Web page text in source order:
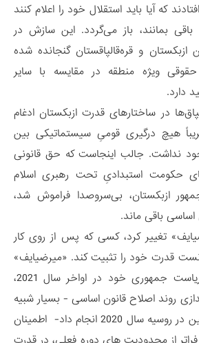
که آیا باید استقلال خود را اعلام کنند
باقی بمانند، باز می‌گردد. این سازش در
ازبکستان و قره‌قالپاقستان گنجانده شده
ویژه منطقه در مقایسه با سایر
دارد.
در ساختارهای قدرت ازبکستان ادغام
هیچ درگیری قومیِ سیستماتیکی بین
وجود نداشت. جالب اینجاست که حق قانونی
حکومت استبدادیِ تحت رهبری اسلام
ازبکستان، بی‌سروصدا فراموش شد،
باقی ماند.
تغییر کرد، کسی که پس از روی کار
سال 2016، توانست قدرت خود را تثبیت کند. «میرضیایف»
با ورود به دوره دوم ریاست جمهوری خود در اواخر سال 2021،
روند اصلاح قانون اساسی - بسیار شبیه
به کاری که ولادیمیر پوتین در روسیه سال 2020 انجام داد- اطمینان